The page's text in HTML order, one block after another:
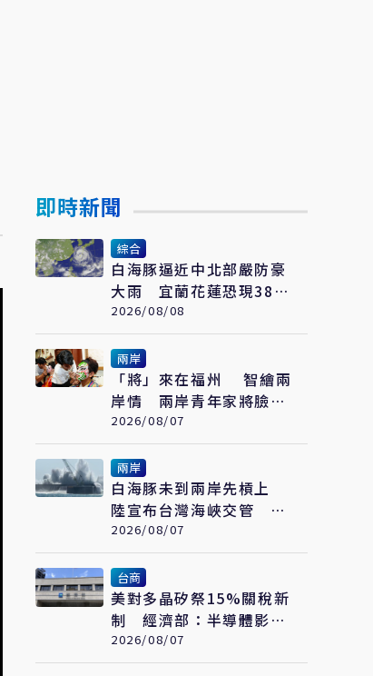
即時新聞
綜合
白海豚逼近中北部嚴防豪
大雨 宜蘭花蓮恐現38度
極端高溫
2026/08/08
兩岸
「將」來在福州 智繪兩
岸情 兩岸青年家將臉譜
繪畫大賽在福州開幕
2026/08/07
兩岸
白海豚未到兩岸先槓上
陸宣布台灣海峽交管 陸
委會：不勞費心
2026/08/07
台商
美對多晶矽祭15%關稅新
制 經濟部：半導體影響
可控、太陽能產業衝擊有
限
2026/08/07